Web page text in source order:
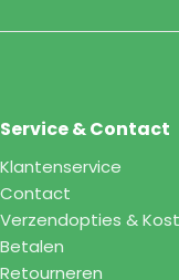
Service & Contact
Klantenservice
Contact
Verzendopties &
Betalen
Retourneren